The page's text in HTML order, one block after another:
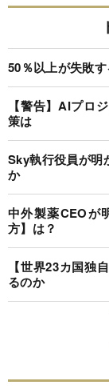
50％以上が失敗
【警告】AIプロ
策は
Sky執行役員が明
か
中外製薬CEOが
方】は？
【世界23カ国独
るのか